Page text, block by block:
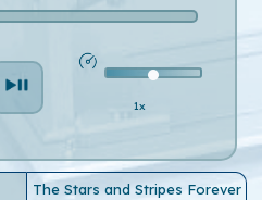
1x
The Stars and Stripes Forever